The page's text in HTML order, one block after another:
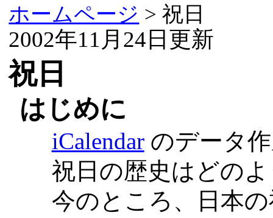
ホームページ > 祝日
2002年11月24日更新
祝日
はじめに
iCalendarのデータ
祝日の歴史はどの
今のところ、日本